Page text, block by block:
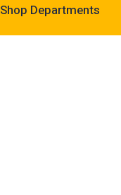
Shop Departments